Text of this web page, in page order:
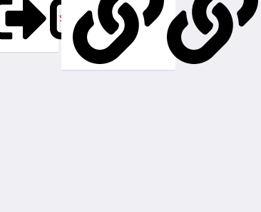
Lärarstöd Gå vidare